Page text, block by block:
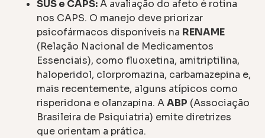
SUS e CAPS:A avaliação do afeto é rotina
nos CAPS. O manejo deve priorizar
psicofármacos disponíveis na RENAME
(Relação Nacional de Medicamentos
Essenciais), como fluoxetina, amitriptilina,
haloperidol, clorpromazina, carbamazepina e,
mais recentemente, alguns atípicos como
risperidona e olanzapina. AABP (Associação
Brasileira de Psiquiatria) emite diretrizes
que orientam a prática.